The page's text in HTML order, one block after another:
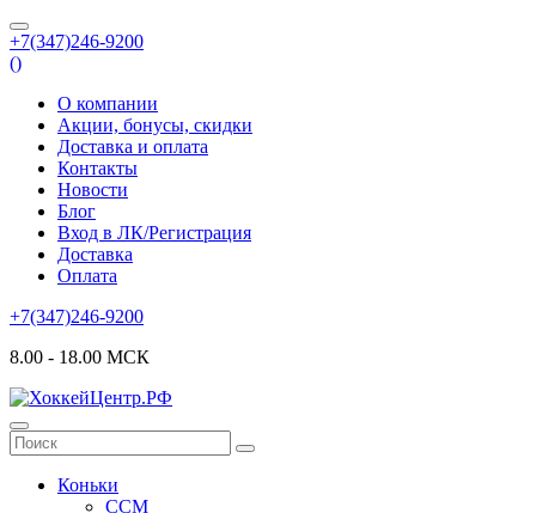
+7(347)246-9200
()
О компании
Акции, бонусы, скидки
Доставка и оплата
Контакты
Новости
Блог
Вход в ЛК/Регистрация
Доставка
Оплата
+7(347)246-9200
8.00 - 18.00 МСК
Коньки
CCM